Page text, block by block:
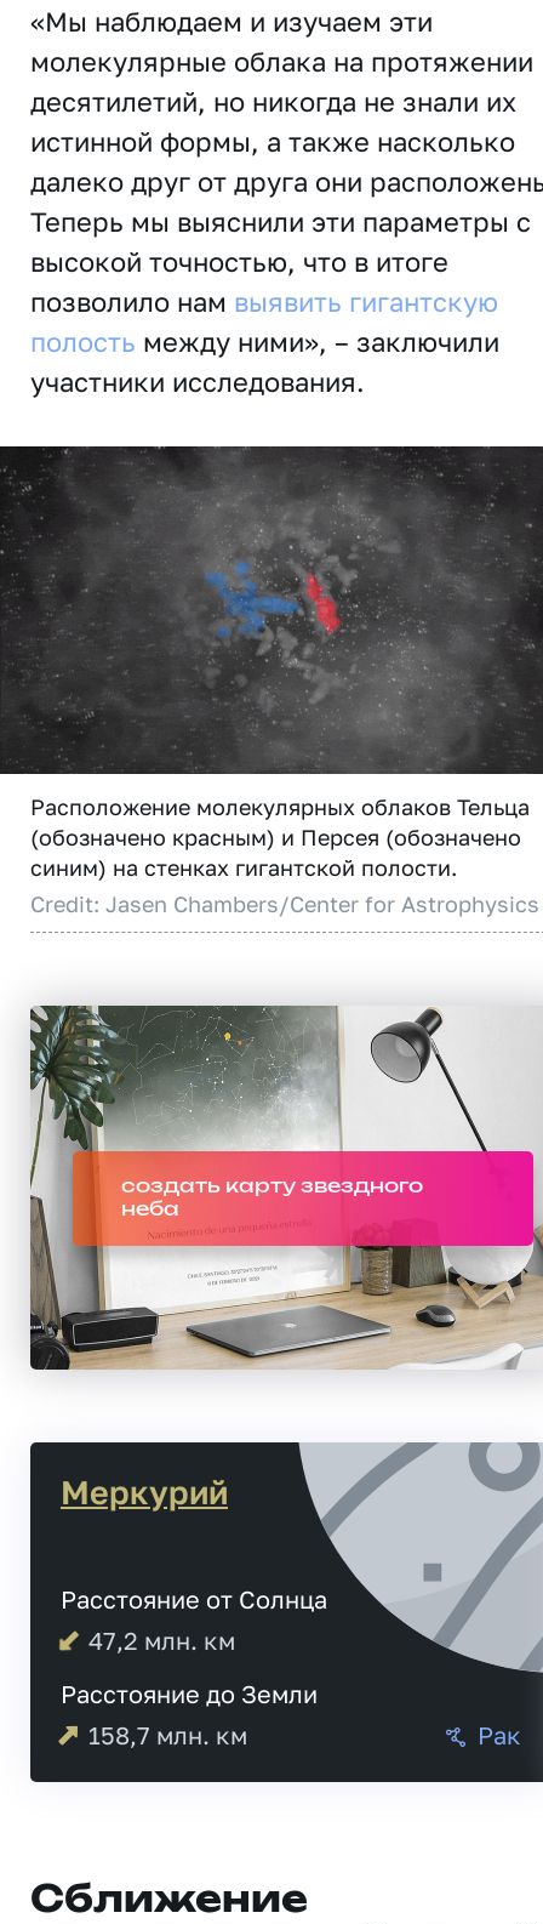
«Мы наблюдаем и изучаем эти
молекулярные облака на протяжении
десятилетий, но никогда не знали их
истинной формы, а также насколько
далеко друг от друга они
Теперь мы выяснили эти параметры с
высокой точностью, что в итоге
позволило нам выявить гигантскую
полость между ними», – заключили
участники исследования.
Расположение молекулярных облаков Тельца
(обозначено красным) и Персея (обозначено
синим) на стенках гигантской полости.
Credit: Jasen Chambers/Center for Astrophysics
создать карту звездного
неба
Меркурий
Расстояние от Солнца
47,2 млн. км
Расстояние до Земли
158,7 млн. км Рак
Сближение